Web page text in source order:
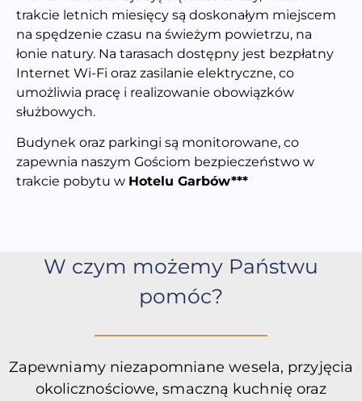
trakcie letnich miesięcy są doskonałym miejscem
na spędzenie czasu na świeżym powietrzu, na
łonie natury. Na tarasach dostępny jest bezpłatny
Internet Wi-Fi oraz zasilanie elektryczne, co
umożliwia pracę i realizowanie obowiązków
służbowych.
Budynek oraz parkingi są monitorowane, co
zapewnia naszym Gościom bezpieczeństwo w
trakcie pobytu w Hotelu Garbów***
W czym możemy Państwu
pomóc?
Zapewniamy niezapomniane wesela, przyjęcia
okolicznościowe, smaczną kuchnię oraz